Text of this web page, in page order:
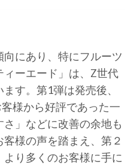
にあり、特にフルーツ
ィーエード」は、Z世代
す。第1弾は発売後、
様から好評であった一
」などに改善の余地も
様の声を踏まえ、第２
り多くのお客様に手に